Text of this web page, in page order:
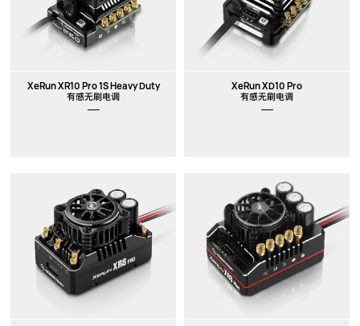
XeRun XR10 Pro 1S Heavy Duty
有感无刷电调
XeRun XD10 Pro
有感无刷电调